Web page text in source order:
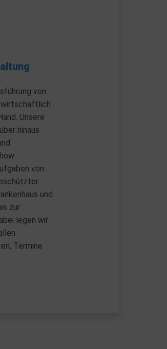
von
wirtschaftlich
Unsere
hinaus
von
und
zur
legen wir
Termine